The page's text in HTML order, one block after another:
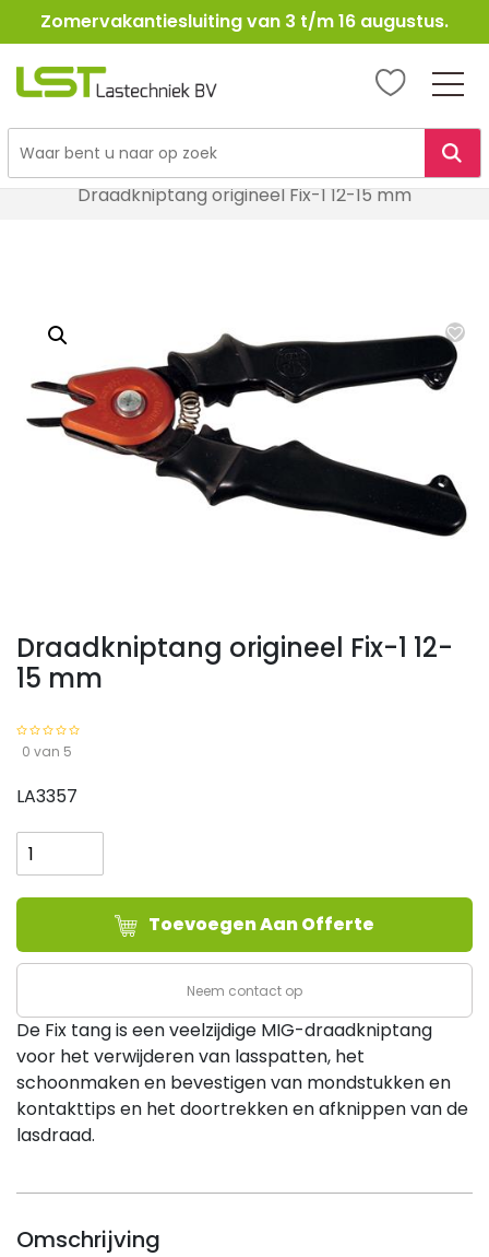
Ga
naar
Zomervakantiesluiting van 3 t/m 16 augustus.
LST
Lasbenodigheden
Draadkniptang origineel Fix-1 12-15 mm
Draadkniptang origineel Fix-1 12-
15 mm
0 van 5
LA3357
origineel
Fix-
1
15
Toevoegen Aan Offerte
Neem contact op
De Fix tang is een veelzijdige MIG-draadkniptang
voor het verwijderen van lasspatten, het
schoonmaken en bevestigen van mondstukken en
kontakttips en het doortrekken en afknippen van de
lasdraad.
Omschrijving